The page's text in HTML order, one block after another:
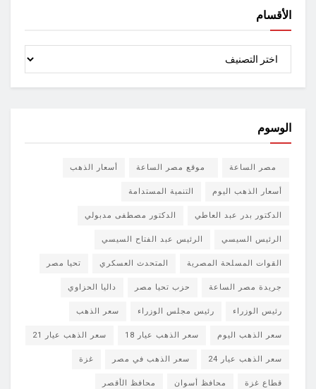
الأقسام
الوسوم
مصر الساعة موقع مصر الساعة أسعار الذهب
أسعار الذهب اليوم التنمية المستدامة
الدكتور بدر عبد العاطي الدكتور مصطفى مدبولي
الرئيس السيسي الرئيس عبد الفتاح السيسي
القوات المسلحة المصرية المتحدث العسكري تحيا مصر
جريدة مصر الساعة حزب تحيا مصر داليا الحزاوي
رئيس الوزراء رئيس مجلس الوزراء سعر الذهب
سعر الذهب اليوم سعر الذهب عيار 18 سعر الذهب عيار 21
سعر الذهب عيار 24 سعر الذهب في مصر غزة
قطاع غزة محافظ أسوان محافظ الأقصر